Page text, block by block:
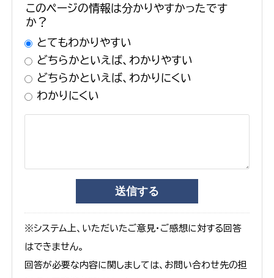
このページの情報は分かりやすかったです
か？
とてもわかりやすい
どちらかといえば、わかりやすい
どちらかといえば、わかりにくい
わかりにくい
※システム上、いただいたご意見・ご感想に対する回答
はできません。
回答が必要な内容に関しましては、お問い合わせ先の担